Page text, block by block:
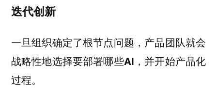
迭代创新
一旦组织确定了根节点问题，产品团队就会
战略性地选择要部署哪些AI，并开始产品化
过程。